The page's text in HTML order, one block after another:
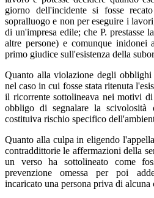
giorno dell'incidente si fosse
sopralluogo e non per eseguire i
di un'impresa edile; che P. prestasse
altre persone) e comunque inidonei
primo giudice sull'esistenza della
Quanto alla violazione degli
nel caso in cui fosse stata ritenuta
il ricorrente sottolineava nei motivi
obbligo di segnalare la
costituiva rischio specifico
Quanto alla culpa in eligendo
contraddittorie le affermazioni della
un verso ha sottolineato come
prevenzione omessa per poi
incaricato una persona priva di alcuna